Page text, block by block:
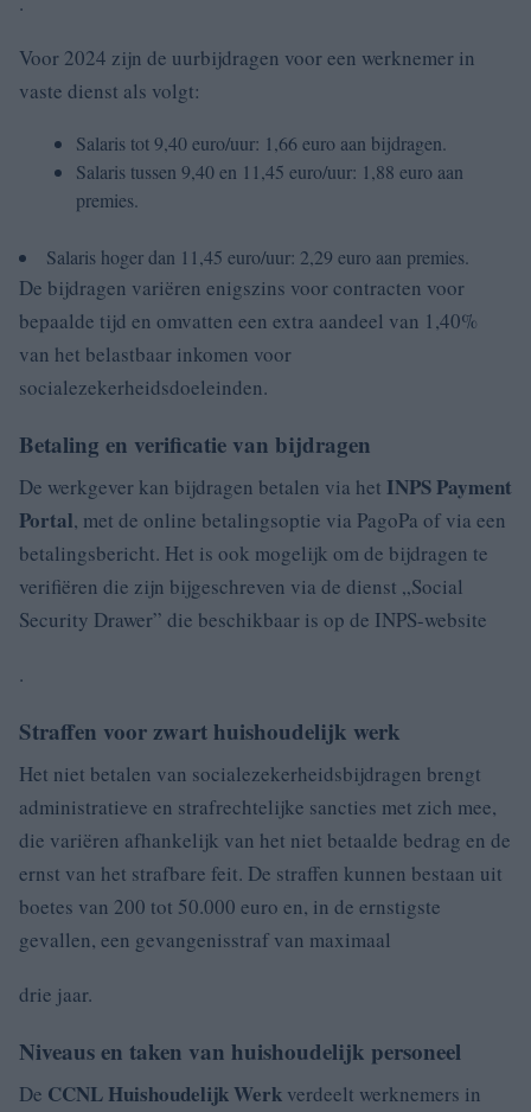
Voor 2024 zijn de uurbijdragen voor een werknemer in
vaste dienst als volgt:
Salaris tot 9,40 euro/uur: 1,66 euro aan bijdragen.
Salaris tussen 9,40 en 11,45 euro/uur: 1,88 euro aan
premies.
Salaris hoger dan 11,45 euro/uur: 2,29 euro aan premies.
De bijdragen variëren enigszins voor contracten voor
bepaalde tijd en omvatten een extra aandeel van 1,40%
van het belastbaar inkomen voor
socialezekerheidsdoeleinden.
Betaling en verificatie van bijdragen
De werkgever kan bijdragen betalen via het INPS Payment
Portal, met de online betalingsoptie via PagoPa of via een
betalingsbericht. Het is ook mogelijk om de bijdragen te
verifiëren die zijn bijgeschreven via de dienst „Social
Security Drawer” die beschikbaar is op de INPS-website
.
Straffen voor zwart huishoudelijk werk
Het niet betalen van socialezekerheidsbijdragen brengt
administratieve en strafrechtelijke sancties met zich mee,
die variëren afhankelijk van het niet betaalde bedrag en de
ernst van het strafbare feit. De straffen kunnen bestaan uit
boetes van 200 tot 50.000 euro en, in de ernstigste
gevallen, een gevangenisstraf van maximaal
drie jaar.
Niveaus en taken van huishoudelijk personeel
De CCNL Huishoudelijk Werk verdeelt werknemers in